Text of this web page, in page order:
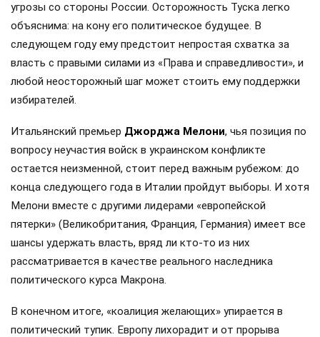
угрозы со стороны России. Осторожность Туска легко
объяснима: на кону его политическое будущее. В
следующем году ему предстоит непростая схватка за
власть с правыми силами из «Права и справедливости», и
любой неосторожный шаг может стоить ему поддержки
избирателей.
Итальянский премьер Джорджа Мелони, чья позиция по
вопросу неучастия войск в украинском конфликте
остается неизменной, стоит перед важным рубежом: до
конца следующего года в Италии пройдут выборы. И хотя
Мелони вместе с другими лидерами «европейской
пятерки» (Великобритания, Франция, Германия) имеет все
шансы удержать власть, вряд ли кто-то из них
рассматривается в качестве реального наследника
политического курса Макрона.
В конечном итоге, «коалиция желающих» упирается в
политический тупик. Европу лихорадит и от прорыва